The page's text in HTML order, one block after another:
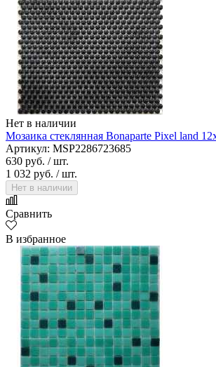
Нет в наличии
Мозаика стеклянная Bonaparte Pixel land
Артикул: MSP2286723685
630 руб. / шт.
1 032 руб. / шт.
Нет в наличии
Сравнить
В избранное